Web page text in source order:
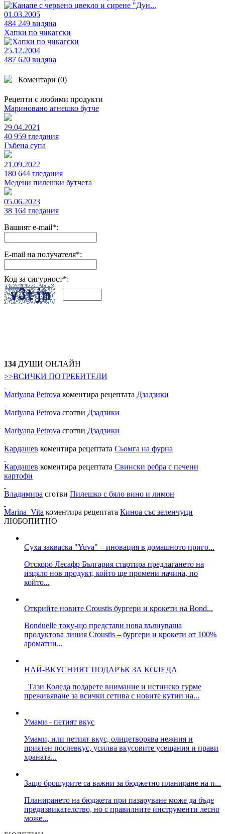
01.03.2005
484 249 видяна
Хапки по чикагски
25.12.2004
487 620 видяна
Коментари (0)
Рецепти с любими продукти
Мариновано агнешко бутче
29.04.2021
40 959 гледания
Гъбена супа
21.09.2022
180 644 гледания
Медени пилешки бутчета
05.06.2023
38 164 гледания
Вашият e-mail*:
E-mail на получателя*:
Код за сигурност*:
134 ДУШИ ОНЛАЙН
>>ВСИЧКИ ПОТРЕБИТЕЛИ
Mariyana Petrova коментира рецептата Дзадзики
Mariyana Petrova сготви Дзадзики
Mariyana Petrova сготви Дзадзики
Кардашев коментира рецептата Сьомга на фурна
Кардашев коментира рецептата Свински ребра с печени
картофи
Владимира сготви Пилешко с бяло вино и лимон
Marina_Vita коментира рецептата Киноа със зеленчуци
ЛЮБОПИТНО
Суха закваска "Yuva" – иновация в домашното приго...
Отскоро Лесафр България стартира предлагането на
изцяло нов продукт, който ще промени начина, по
който...
Открийте новите Croustis бургери и крокети на Bond...
Bonduelle току-що представи нова вълнуваща
продуктова линия Croustis – бургери и крокети от 100%
ароматни...
НАЙ-ВКУСНИЯТ ПОДАРЪК ЗА КОЛЕДА
Тази Коледа подарете внимание и истинско гурме
преживяване за всички сетива с новите кутии на...
Умами - петият вкус
Умами, или петият вкус, олицетворява нежния и
приятен послевкус, усилва вкусовите усещания и прави
храната...
Защо брошурите са важни за бюджетно планиране на п...
Планирането на бюджета при пазаруване може да бъде
предизвикателство, но с правилните инструменти лесно
може...